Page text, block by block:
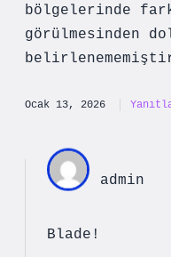
bölgelerinde
görülmesinden
Ocak 13, 2026
admin
Blade!